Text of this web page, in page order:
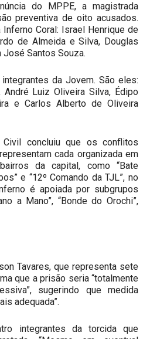
do MPPE, a magistrada
preventiva de oito acusados.
Coral: Israel Henrique de
de Almeida e Silva, Douglas
José Santos Souza.
da Jovem. São eles:
Luiz Oliveira Silva, Édipo
e Carlos Alberto de Oliveira
concluiu que os conflitos
cada organizada em
da capital, como “Bate
e “12º Comando da TJL”, no
é apoiada por subgrupos
a Mano”, “Bonde do Orochi”,
Tavares, que representa sete
que a prisão seria “totalmente
sugerindo que medida
adequada”.
integrantes da torcida que